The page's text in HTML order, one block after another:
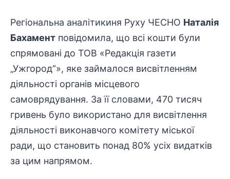
Регіональна аналітикиня Руху ЧЕСНО Наталія
Бахамент повідомила, що всі кошти були
спрямовані до ТОВ «Редакція газети
„Ужгород“», яке займалося висвітленням
діяльності органів місцевого
самоврядування. За її словами, 470 тисяч
гривень було використано для висвітлення
діяльності виконавчого комітету міської
ради, що становить понад 80% усіх видатків
за цим напрямом.